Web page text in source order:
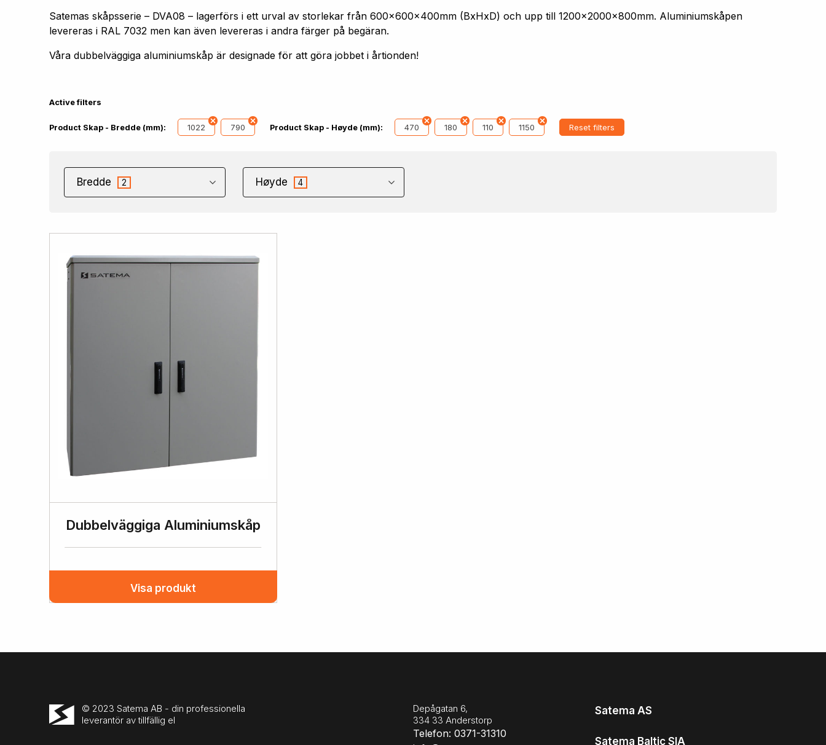
Satemas skåpsserie – DVA08 – lagerförs i ett urval av storlekar från 600x600x400mm (BxHxD) och upp till 1200x2000x800mm. Aluminiumskåpen
levereras i RAL 7032 men kan även levereras i andra färger på begäran.
Våra dubbelväggiga aluminiumskåp är designade för att göra jobbet i årtionden!
Active filters
Product Skap - Bredde (mm): 1022 790 Product Skap - Høyde (mm): 470 180 110 1150 Reset filters
Bredde 2 Høyde 4
Dubbelväggiga Aluminiumskåp
Visa produkt
© 2023 Satema AB - din professionella
leverantör av tillfällig el
Depågatan 6,
334 33 Anderstorp
Telefon: 0371-31310
Satema AS
Satema Baltic SIA